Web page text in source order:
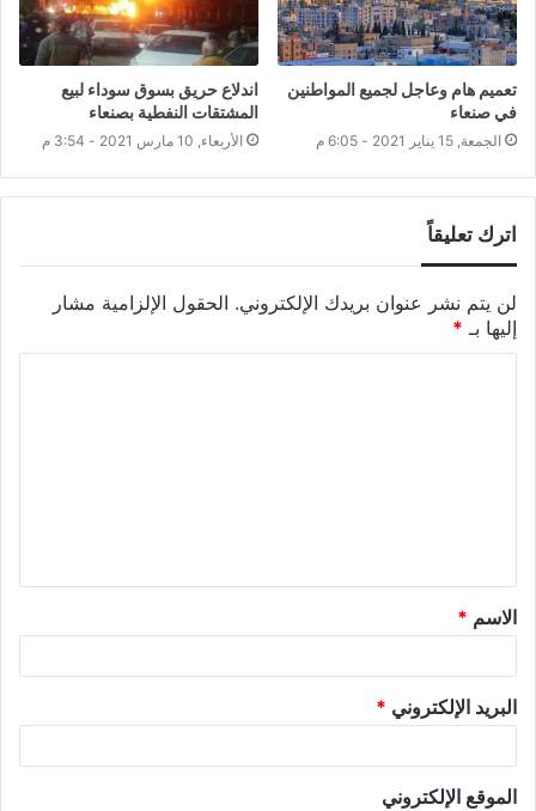
تعميم هام وعاجل لجميع المواطنين
في صنعاء
الجمعة, 15 يناير 2021 - 6:05 م
اندلاع حريق بسوق سوداء لبيع
المشتقات النفطية بصنعاء
الأربعاء, 10 مارس 2021 - 3:54 م
اترك تعليقاً
لن يتم نشر عنوان بريدك الإلكتروني. الحقول الإلزامية مشار
إليها بـ *
الاسم *
البريد الإلكتروني *
الموقع الإلكتروني